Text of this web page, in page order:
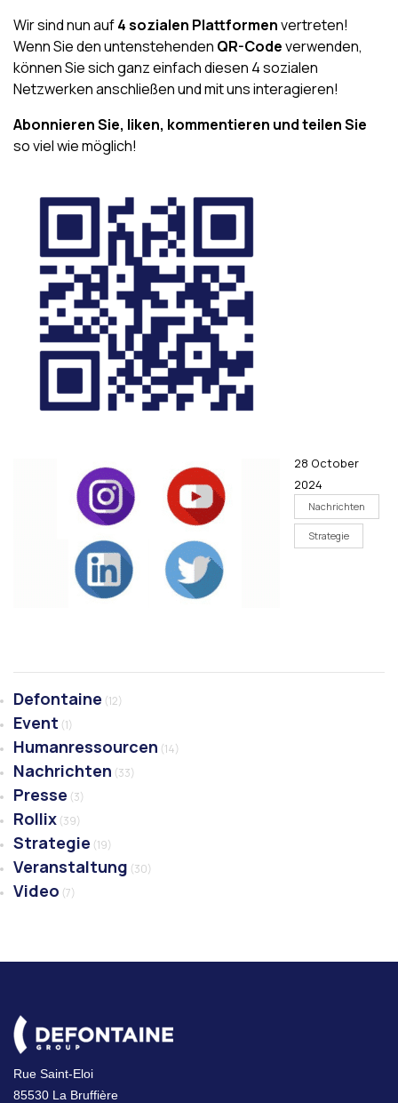
Wir sind nun auf4 sozialen Plattformenvertreten!
Wenn Sie den untenstehenden QR-Codeverwenden,
können Sie sich ganz einfach diesen 4 sozialen
Netzwerken anschließen und mit uns interagieren!
Abonnieren Sie, liken, kommentieren und teilen Sie
so viel wie möglich!
28 October
2024
Nachrichten
Strategie
Defontaine (12)
Event (1)
Humanressourcen (14)
Nachrichten (33)
Presse (3)
Rollix (39)
Strategie (19)
Veranstaltung (30)
Video (7)
Rue Saint-Eloi
85530 La Bruffière